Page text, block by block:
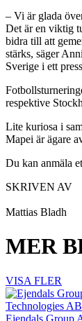
– Vi är glada
Det är en viktig
bidra till att
stärks, säger
Sverige i ett
respektive
Lite kuriosa i
Mapei är ägare
Du kan anmäla
SKRIVEN AV
Mattias Bladh
MER
VISA FLER
Ejendals Group